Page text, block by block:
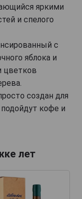
яркими
и спелого
с
яблока и
цветков
создан для
кофе и
лет